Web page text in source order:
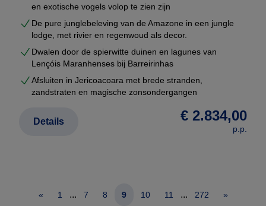
en exotische vogels volop te zien zijn
De pure junglebeleving van de Amazone in een jungle
lodge, met rivier en regenwoud als decor.
Dwalen door de spierwitte duinen en lagunes van
Lençóis Maranhenses bij Barreirinhas
Afsluiten in Jericoacoara met brede stranden,
zandstraten en magische zonsondergangen
€ 2.834,00
p.p.
Details
« 1 ... 7 8 9 10 11 ... 272 »